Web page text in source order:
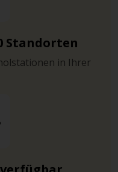
Standorten
in Ihrer